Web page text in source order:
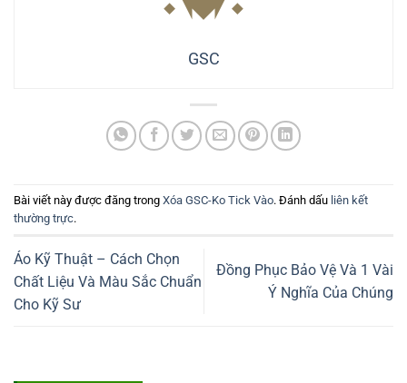
GSC
Bài viết này được đăng trong Xóa GSC-Ko Tick Vào. Đánh dấu liên kết
thường trực.
Áo Kỹ Thuật – Cách Chọn
Chất Liệu Và Màu Sắc Chuẩn
Cho Kỹ Sư
Đồng Phục Bảo Vệ Và 1 Vài
Ý Nghĩa Của Chúng